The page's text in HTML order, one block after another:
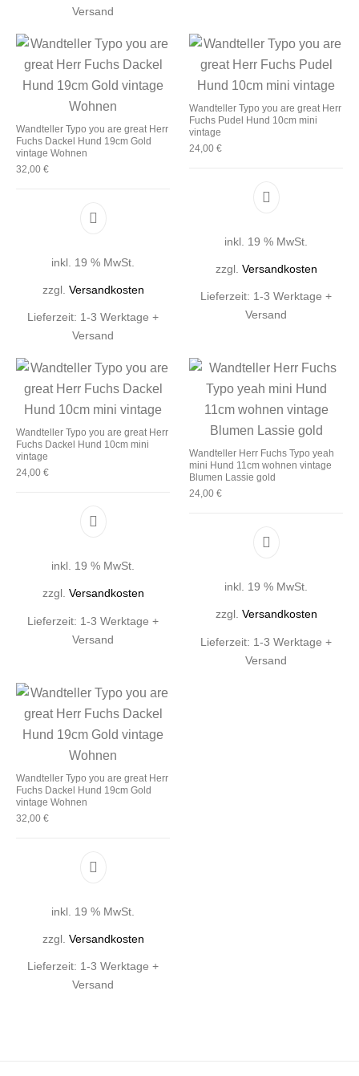
Versand
Wandteller Typo you are great Herr
Fuchs Dackel Hund 19cm Gold
vintage Wohnen
32,00 €
inkl. 19 % MwSt.
zzgl. Versandkosten
Lieferzeit: 1-3 Werktage +
Versand
Wandteller Typo you are great Herr
Fuchs Pudel Hund 10cm mini
vintage
24,00 €
inkl. 19 % MwSt.
zzgl. Versandkosten
Lieferzeit: 1-3 Werktage +
Versand
Wandteller Typo you are great Herr
Fuchs Dackel Hund 10cm mini
vintage
24,00 €
inkl. 19 % MwSt.
zzgl. Versandkosten
Lieferzeit: 1-3 Werktage +
Versand
Wandteller Herr Fuchs Typo yeah
mini Hund 11cm wohnen vintage
Blumen Lassie gold
24,00 €
inkl. 19 % MwSt.
zzgl. Versandkosten
Lieferzeit: 1-3 Werktage +
Versand
Wandteller Typo you are great Herr
Fuchs Dackel Hund 19cm Gold
vintage Wohnen
32,00 €
inkl. 19 % MwSt.
zzgl. Versandkosten
Lieferzeit: 1-3 Werktage +
Versand